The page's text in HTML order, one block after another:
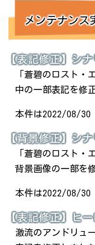
メンテナンス
【表記修正】シ
「蒼碧のロスト・
中の一部表記を修
本件は2022/08/30
【背景修正】シ
「蒼碧のロスト・
背景画像の一部を
本件は2022/08/30
【表記修正】ヒ
激流のアンドリュ